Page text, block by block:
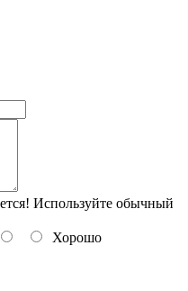
Используйте обычный
Хорошо